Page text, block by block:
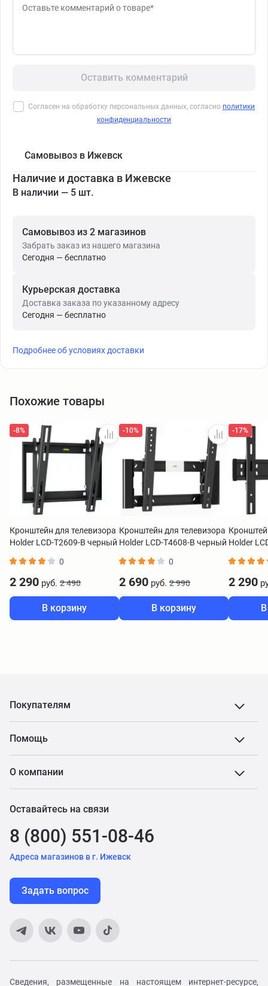
Оставить комментарий
Согласен на обработку персональных данных, согласно политики
конфиденциальности
Самовывоз в Ижевск
Наличие и доставка в Ижевске
В наличии — 5 шт.
Самовывоз из 2 магазинов
Забрать заказ из нашего магазина
Сегодня — бесплатно
Курьерская доставка
Доставка заказа по указанному адресу
Сегодня — бесплатно
Подробнее об условиях доставки
Похожие товары
-8%
Кронштейн для телевизора
Holder LCD-T2609-B черный
0
2 290 руб. 2 490
В корзину
-10%
Кронштейн для телевизора
Holder LCD-T4608-B черный
0
2 690 руб. 2 990
В корзину
-17%
Holder
2 290
Покупателям
Помощь
О компании
Оставайтесь на связи
8 (800) 551-08-46
Адреса магазинов в г. Ижевск
Задать вопрос
Сведения, размещенные на настоящем интернет-ресурсе,